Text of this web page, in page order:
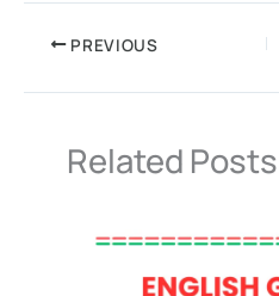
PREVIOUS
Related Posts